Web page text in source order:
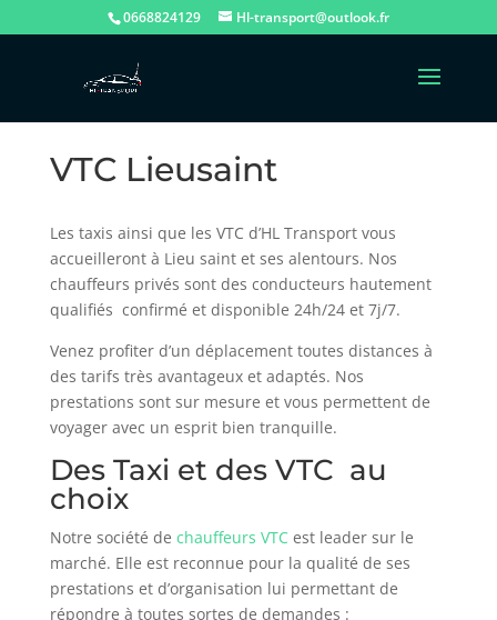
0668824129 Hl-transport@outlook.fr
VTC Lieusaint
Les taxis ainsi que les VTC d’HL Transport vous
accueilleront à Lieu saint et ses alentours. Nos
chauffeurs privés sont des conducteurs hautement
qualifiés confirmé et disponible 24h/24 et 7j/7.
Venez profiter d’un déplacement toutes distances à
des tarifs très avantageux et adaptés. Nos
prestations sont sur mesure et vous permettent de
voyager avec un esprit bien tranquille.
Des Taxi et des VTC au
choix
Notre société de chauffeurs VTCest leader sur le
marché. Elle est reconnue pour la qualité de ses
prestations et d’organisation lui permettant de
répondre à toutes sortes de demandes :